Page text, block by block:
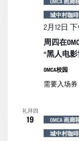
周四在
“黑人电
2月12日
城中村咖
OMCA校园
需要入场券
礼拜四
19 OMCA 画廊
城中村咖